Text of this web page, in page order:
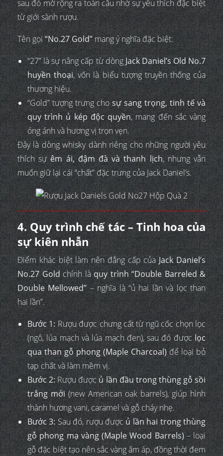
sau đó mở rộng ra toàn cầu nhờ sự yêu thích đặc biệt
từ giới sành rượu.
Tên gọi“No.27 Gold”mang ý nghĩa đặc biệt:
“27” là sự nâng cấp từ dòngJack Daniel’s Old No.7
huyền thoại, vốn là biểu tượng truyền thống của
thương hiệu.
“Gold” tượng trưng chosự sang trọng, tinh tế và
quy trình ủ kép độc quyền, mang đến sắc vàng
óng ánh và hương vị trọn vẹn.
Đây là dòng whisky dành riêng cho những người yêu
thích sựêm ái, đậm đà và thanh lịch, nhưng vẫn
muốn giữ lại cái “chất” đặc trưng của Jack Daniel’s.
4. Quy trình chế tác – Tinh hoa của
sự kiên nhẫn
Điểm khác biệt làm nên đẳng cấp củaJack Daniel’s
No.27 Goldchính làquy trình “Double Barreled &
Double Mellowed”– nghĩa là “ủ hai lần và lọc than
hai lần”.
Bước 1:Rượu được chưng cất từ ngũ cốc chọn lọc
(ngô, lúa mạch và lúa mạch đen), sau đó đượclọc
qua than gỗ phong (Maple Charcoal)để loại bỏ
tạp chất và làm mềm vị.
Bước 2:Rượu đượcủ lần đầu trong thùng gỗ sồi
trắng mới(new American oak barrels), giúp hình
thành hương vani, caramel và gỗ cháy nhẹ.
Bước 3:Sau đó, rượu đượcủ lần hai trong thùng
gỗ phong mạ vàng (Maple Wood Barrels)– loại
gỗ đặc biệt tạo nên sắc vàng ấm áp, đồng thời đem